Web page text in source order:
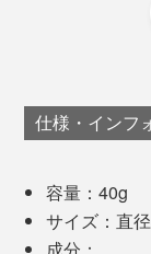
オレンジバームには
レンジバーム
です。
女性からの人
ハンドケアや
とろりとした
も使いやすい質
こまやかなス
れておけば、
て本当に重宝
もないのでおす
仕様・インフ
容量：40g
サイズ：直
成分：